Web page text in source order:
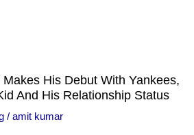
His Debut With Yankees,
And His Relationship Status
/ amit kumar